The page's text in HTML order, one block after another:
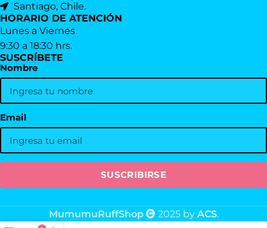
Santiago, Chile.
HORARIO DE ATENCIÓN
Lunes a Viernes
9:30 a 18:30 hrs.
SUSCRÍBETE
Nombre
Email
MumumuRuffShop 2025 by ACS.